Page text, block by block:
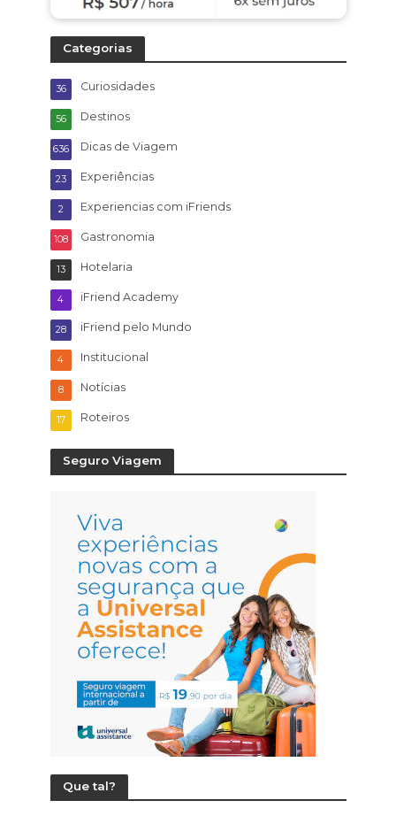
Categorias
Curiosidades
36
Destinos
56
Dicas de Viagem
636
Experiências
23
Experiencias com iFriends
2
Gastronomia
108
Hotelaria
13
iFriend Academy
4
iFriend pelo Mundo
28
Institucional
4
Notícias
8
Roteiros
17
Seguro Viagem
Que tal?